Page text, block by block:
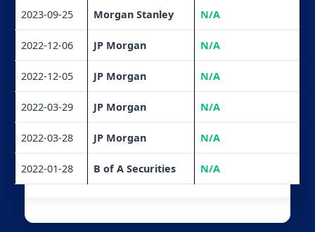
2023-09-25 Morgan Stanley N/A
2022-12-06 JP Morgan N/A
2022-12-05 JP Morgan N/A
2022-03-29 JP Morgan N/A
2022-03-28 JP Morgan N/A
2022-01-28 B of A Securities N/A